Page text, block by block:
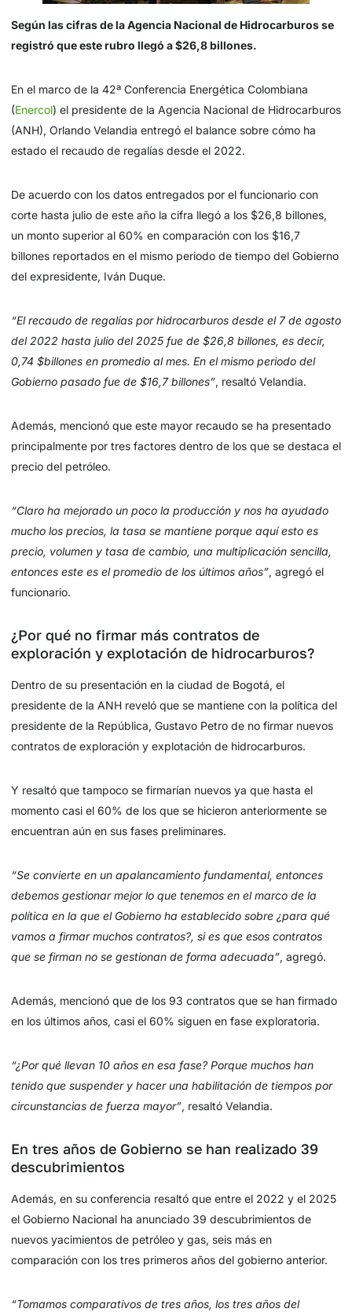
Según las cifras de la Agencia Nacional de Hidrocarburos se
registró que este rubro llegó a $26,8 billones.
En el marco de la 42ª Conferencia Energética Colombiana
(Enercol) el presidente de la Agencia Nacional de Hidrocarburos
(ANH), Orlando Velandia entregó el balance sobre cómo ha
estado el recaudo de regalías desde el 2022.
De acuerdo con los datos entregados por el funcionario con
corte hasta julio de este año la cifra llegó a los $26,8 billones,
un monto superior al 60% en comparación con los $16,7
billones reportados en el mismo periodo de tiempo del Gobierno
del expresidente, Iván Duque.
“El recaudo de regalías por hidrocarburos desde el 7 de agosto
del 2022 hasta julio del 2025 fue de $26,8 billones, es decir,
0,74 $billones en promedio al mes. En el mismo periodo del
Gobierno pasado fue de $16,7 billones”, resaltó Velandia.
Además, mencionó que este mayor recaudo se ha presentado
principalmente por tres factores dentro de los que se destaca el
precio del petróleo.
“Claro ha mejorado un poco la producción y nos ha ayudado
mucho los precios, la tasa se mantiene porque aquí esto es
precio, volumen y tasa de cambio, una multiplicación sencilla,
entonces este es el promedio de los últimos años”, agregó el
funcionario.
¿Por qué no firmar más contratos de
exploración y explotación de hidrocarburos?
Dentro de su presentación en la ciudad de Bogotá, el
presidente de la ANH reveló que se mantiene con la política del
presidente de la República, Gustavo Petro de no firmar nuevos
contratos de exploración y explotación de hidrocarburos.
Y resaltó que tampoco se firmarían nuevos ya que hasta el
momento casi el 60% de los que se hicieron anteriormente se
encuentran aún en sus fases preliminares.
“Se convierte en un apalancamiento fundamental, entonces
debemos gestionar mejor lo que tenemos en el marco de la
política en la que el Gobierno ha establecido sobre ¿para qué
vamos a firmar muchos contratos?, si es que esos contratos
que se firman no se gestionan de forma adecuada”, agregó.
Además, mencionó que de los 93 contratos que se han firmado
en los últimos años, casi el 60% siguen en fase exploratoria.
“¿Por qué llevan 10 años en esa fase? Porque muchos han
tenido que suspender y hacer una habilitación de tiempos por
circunstancias de fuerza mayor”, resaltó Velandia.
En tres años de Gobierno se han realizado 39
descubrimientos
Además, en su conferencia resaltó que entre el 2022 y el 2025
el Gobierno Nacional ha anunciado 39 descubrimientos de
nuevos yacimientos de petróleo y gas, seis más en
comparación con los tres primeros años del gobierno anterior.
“Tomamos comparativos de tres años, los tres años del